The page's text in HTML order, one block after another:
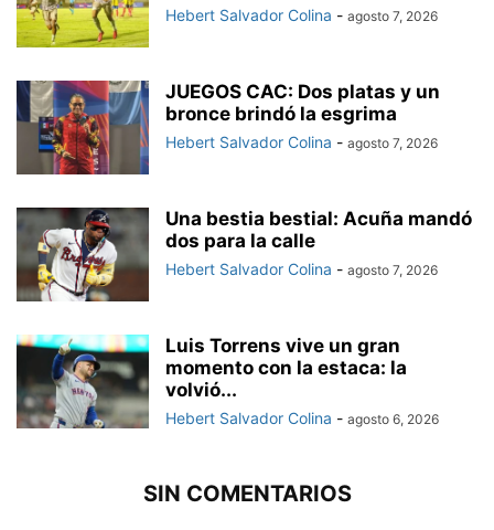
Hebert Salvador Colina - agosto 7, 2026
JUEGOS CAC: Dos platas y un
bronce brindó la esgrima
Hebert Salvador Colina - agosto 7, 2026
Una bestia bestial: Acuña mandó
dos para la calle
Hebert Salvador Colina - agosto 7, 2026
Luis Torrens vive un gran
momento con la estaca: la
volvió...
Hebert Salvador Colina - agosto 6, 2026
SIN COMENTARIOS